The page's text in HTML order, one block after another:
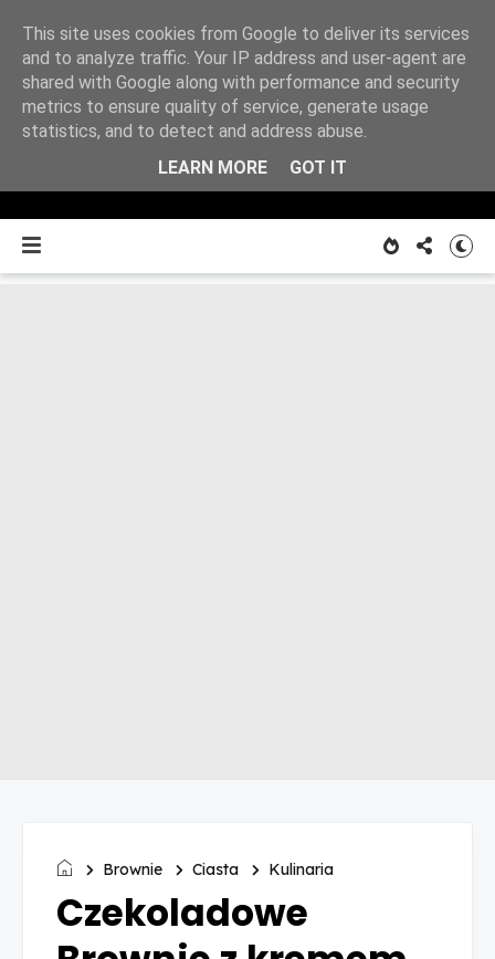
Z
notatnika
O MNIE
Brownie Ciasta Kulinaria
Czekoladowe
This site uses cookies from Google to deliver its services
and to analyze traffic. Your IP address and user-agent are
shared with Google along with performance and security
metrics to ensure quality of service, generate usage
statistics, and to detect and address abuse.
LEARN MORE
GOT IT